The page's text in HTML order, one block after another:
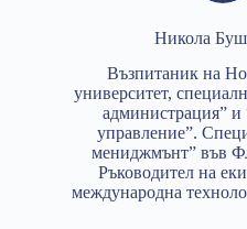
Никола
Възпитаник на
университет,
администрация” и
управление”.
мениджмънт” във
Ръководител на
международна